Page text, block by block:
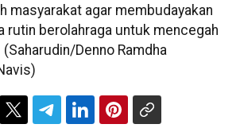
masyarakat agar membudayakan
rutin berolahraga untuk mencegah
Denno Ramdha